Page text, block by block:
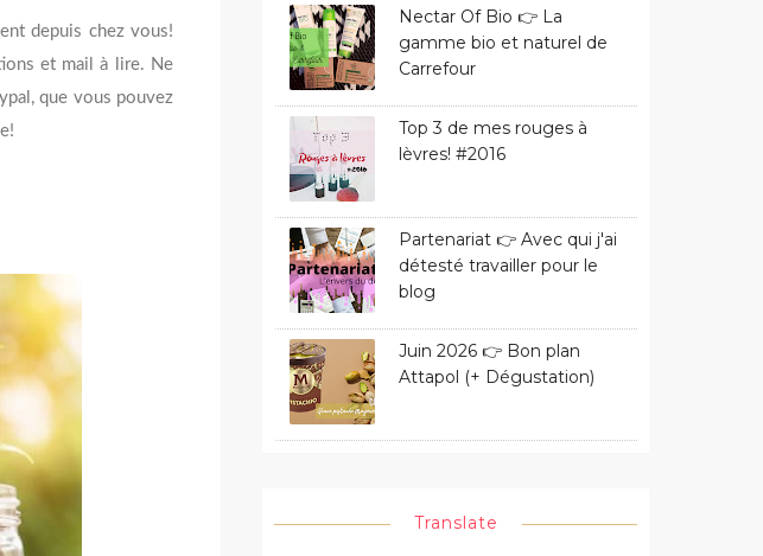
depuis chez vous!
et mail à lire. Ne
que vous pouvez
Nectar Of Bio 👉 La
gamme bio et naturel de
Carrefour
Top 3 de mes rouges à
lèvres! #2016
Partenariat 👉 Avec qui j'ai
détesté travailler pour le
blog
Juin 2026 👉 Bon plan
Attapol (+ Dégustation)
Translate